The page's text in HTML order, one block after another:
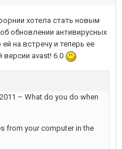
хотела стать новым
обновлении антивирусных
на встречу и теперь ее
avast! 6.0
– What do you do when
from your computer in the